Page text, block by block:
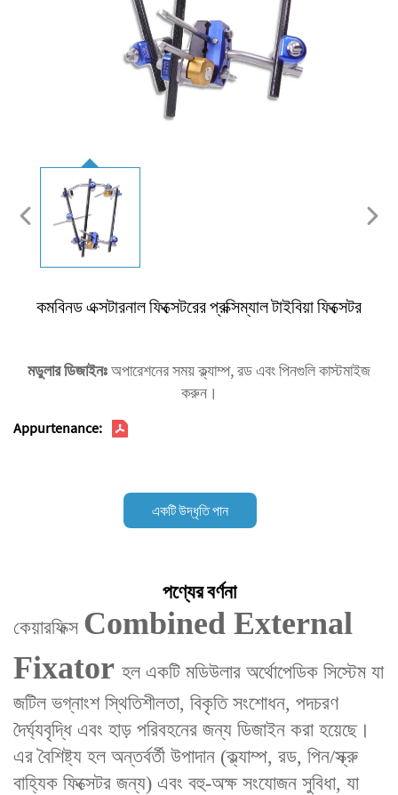
কমবিনড এক্সটারনাল ফিক্সেটরের প্রক্সিম্যাল টাইবিয়া ফিক্সেটর
মডুলার ডিজাইনঃঅপারেশনের সময় ক্ল্যাম্প, রড এবং পিনগুলি কাস্টমাইজ
করুন।
Appurtenance:
একটি উদ্ধৃতি পান
পণ্যের বর্ণনা
কেয়ারফিক্স Combined External
Fixator‌ হল ‌একটি মডিউলার অর্থোপেডিক সিস্টেম‌ যা
‌জটিল ভগ্নাংশ স্থিতিশীলতা, বিকৃতি সংশোধন, পদচরণ
দৈর্ঘ্যবৃদ্ধি এবং হাড় পরিবহনের জন্য ডিজাইন করা হয়েছে‌।
এর বৈশিষ্ট্য হল ‌অন্তর্বর্তী উপাদান‌ (ক্ল্যাম্প, রড, পিন/স্ক্রু
বাহ্যিক ফিক্সেটর জন্য) এবং ‌বহু-অক্ষ সংযোজন সুবিধা‌, যা